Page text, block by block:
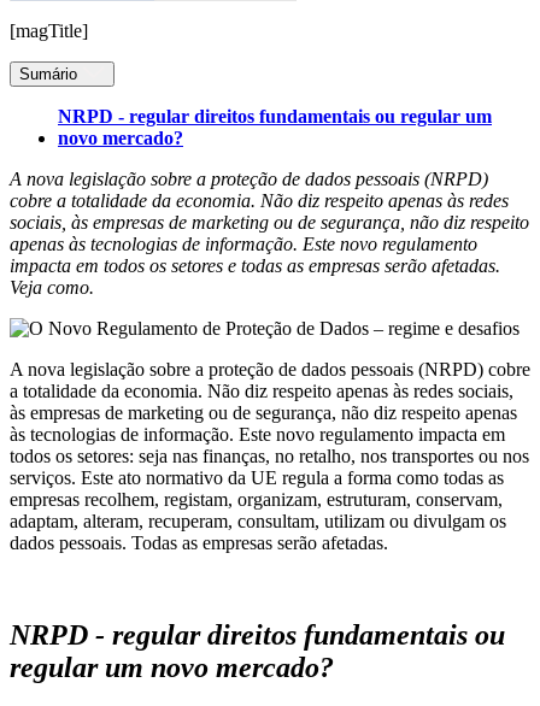
[magTitle]
Sumário
NRPD - regular direitos fundamentais ou regular um
novo mercado?
A nova legislação sobre a proteção de dados pessoais (NRPD)
cobre a totalidade da economia. Não diz respeito apenas às redes
sociais, às empresas de marketing ou de segurança, não diz respeito
apenas às tecnologias de informação. Este novo regulamento
impacta em todos os setores e todas as empresas serão afetadas.
Veja como.
A nova legislação sobre a proteção de dados pessoais (NRPD) cobre
a totalidade da economia. Não diz respeito apenas às redes sociais,
às empresas de marketing ou de segurança, não diz respeito apenas
às tecnologias de informação. Este novo regulamento impacta em
todos os setores: seja nas finanças, no retalho, nos transportes ou nos
serviços. Este ato normativo da UE regula a forma como todas as
empresas recolhem, registam, organizam, estruturam, conservam,
adaptam, alteram, recuperam, consultam, utilizam ou divulgam os
dados pessoais. Todas as empresas serão afetadas.
NRPD - regular direitos fundamentais ou
regular um novo mercado?